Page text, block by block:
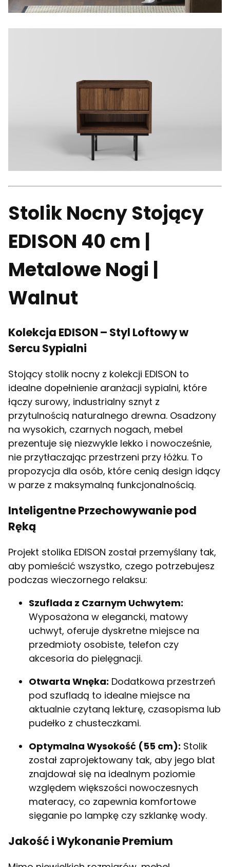
Stolik Nocny Stojący
EDISON 40 cm |
Metalowe Nogi |
Walnut
Kolekcja EDISON – Styl Loftowy w
Sercu Sypialni
Stojący stolik nocny z kolekcji EDISON to
idealne dopełnienie aranżacji sypialni, które
łączy surowy, industrialny sznyt z
przytulnością naturalnego drewna. Osadzony
na wysokich, czarnych nogach, mebel
prezentuje się niezwykle lekko i nowocześnie,
nie przytłaczając przestrzeni przy łóżku. To
propozycja dla osób, które cenią design idący
w parze z maksymalną funkcjonalnością.
Inteligentne Przechowywanie pod
Ręką
Projekt stolika EDISON został przemyślany tak,
aby pomieścić wszystko, czego potrzebujesz
podczas wieczornego relaksu:
Szuflada z Czarnym Uchwytem:
Wyposażona w elegancki, matowy
uchwyt, oferuje dyskretne miejsce na
przedmioty osobiste, telefon czy
akcesoria do pielęgnacji.
Otwarta Wnęka: Dodatkowa przestrzeń
pod szufladą to idealne miejsce na
aktualnie czytaną lekturę, czasopisma lub
pudełko z chusteczkami.
Optymalna Wysokość (55 cm): Stolik
został zaprojektowany tak, aby jego blat
znajdował się na idealnym poziomie
względem większości nowoczesnych
materacy, co zapewnia komfortowe
sięganie po lampkę czy szklankę wody.
Jakość i Wykonanie Premium